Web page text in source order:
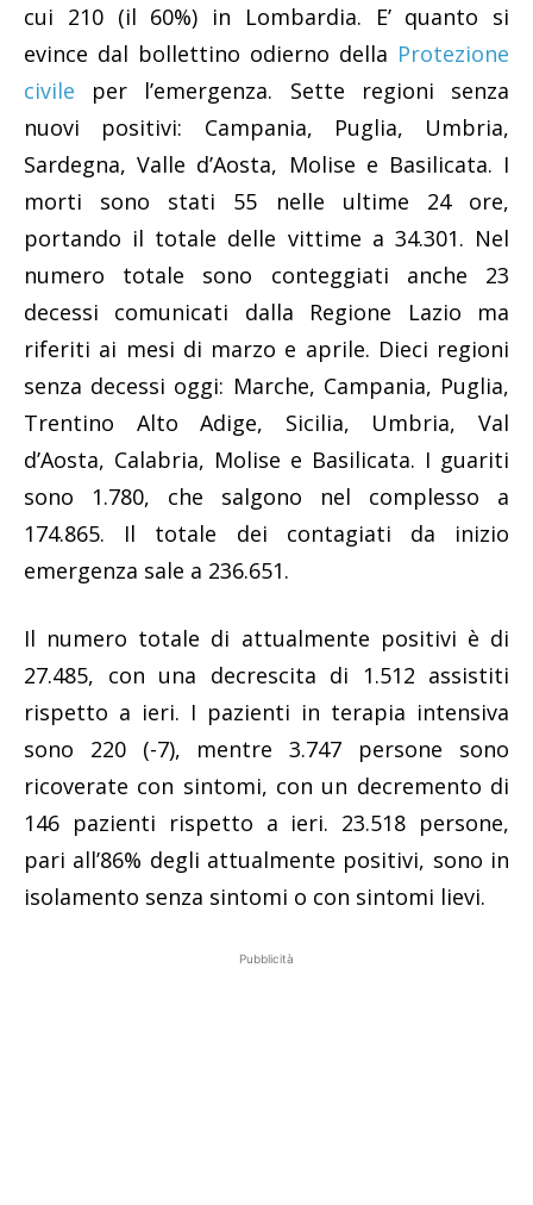
cui 210 (il 60%) in Lombardia. E’ quanto si
evince dal bollettino odierno della Protezione
civile per l’emergenza. Sette regioni senza
nuovi positivi: Campania, Puglia, Umbria,
Sardegna, Valle d’Aosta, Molise e Basilicata. I
morti sono stati 55 nelle ultime 24 ore,
portando il totale delle vittime a 34.301. Nel
numero totale sono conteggiati anche 23
decessi comunicati dalla Regione Lazio ma
riferiti ai mesi di marzo e aprile. Dieci regioni
senza decessi oggi: Marche, Campania, Puglia,
Trentino Alto Adige, Sicilia, Umbria, Val
d’Aosta, Calabria, Molise e Basilicata. I guariti
sono 1.780, che salgono nel complesso a
174.865. Il totale dei contagiati da inizio
emergenza sale a 236.651.
Il numero totale di attualmente positivi è di
27.485, con una decrescita di 1.512 assistiti
rispetto a ieri. I pazienti in terapia intensiva
sono 220 (-7), mentre 3.747 persone sono
ricoverate con sintomi, con un decremento di
146 pazienti rispetto a ieri. 23.518 persone,
pari all’86% degli attualmente positivi, sono in
isolamento senza sintomi o con sintomi lievi.
Pubblicità